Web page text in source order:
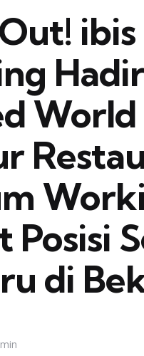
ibis
Posisi
di